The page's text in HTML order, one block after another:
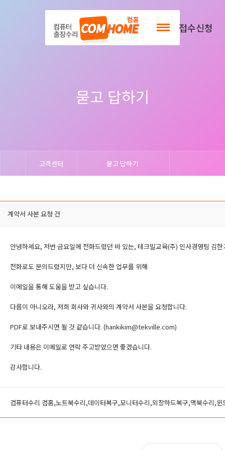
출장서비스안내 접수신청
묻고 답하기
고객센터 묻고 답하기
계약서 사본 요청 건
안녕하세요, 저번 금요일에 전화드렸던 바 있는, 테크빌교육(주) 인사경영팀 김
전화로도 문의드렸지만, 보다 더 신속한 업무를 위해
이메일을 통해 도움을 받고 싶습니다.
다름이 아니오라, 저희 회사와 귀사와의 계약서 사본을 요청합니다.
PDF로 보내주시면 될 것 같습니다. (hankikim@tekville.com)
기타 내용은 이메일로 연락 주고받았으면 좋겠습니다.
감사합니다.
컴퓨터수리 컴홈,노트북수리,데이터복구,모니터수리,외장하드복구,맥북수리,윈